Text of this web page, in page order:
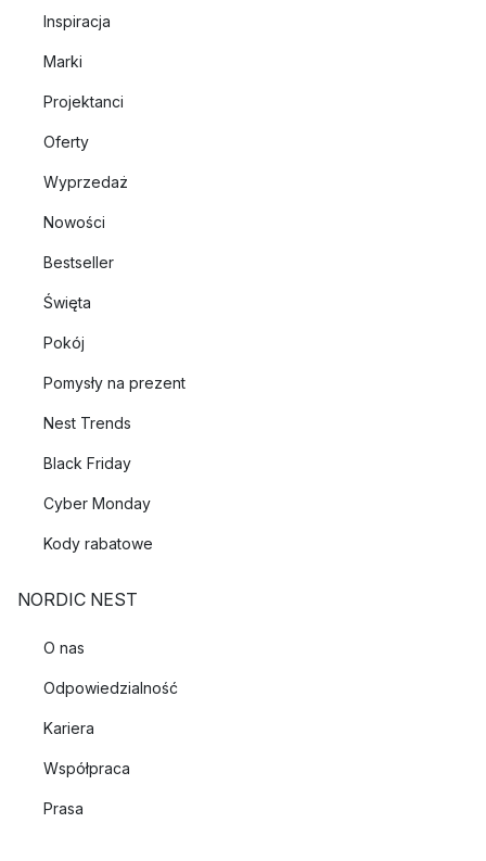
Inspiracja
Marki
Projektanci
Oferty
Wyprzedaż
Nowości
Bestseller
Święta
Pokój
Pomysły na prezent
Nest Trends
Black Friday
Cyber Monday
Kody rabatowe
NORDIC NEST
O nas
Odpowiedzialność
Kariera
Współpraca
Prasa